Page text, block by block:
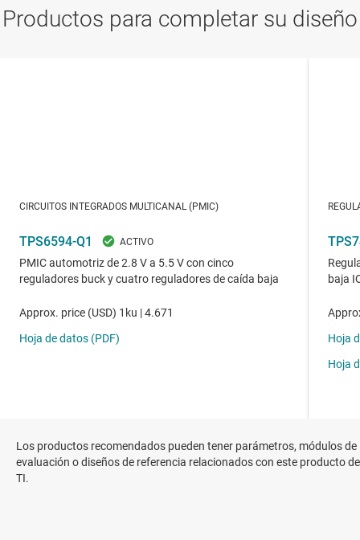
Los productos recomendados pueden tener parámetros, módulos de
evaluación o diseños de referencia relacionados con este producto de
TI.